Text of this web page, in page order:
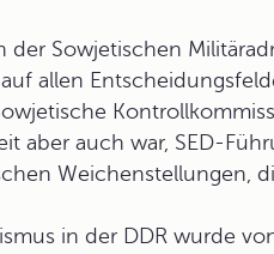
Sowjetischen
allen
aber auch war, SED-
Weichenstellungen,
in der DDR wurde